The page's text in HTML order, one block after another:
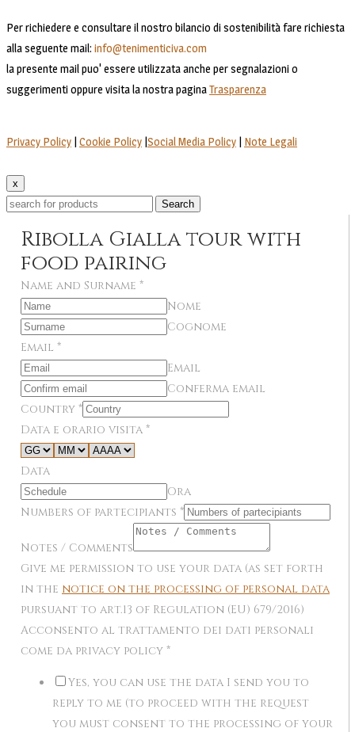
Per richiedere e consultare il nostro bilancio di sostenibilità fare richiesta
alla seguente mail: info@tenimenticiva.com
la presente mail puo' essere utilizzata anche per segnalazioni o
suggerimenti oppure visita la nostra paginaTrasparenza
Privacy Policy | Cookie Policy |Social Media Policy | Note Legali
x
Search
Ribolla Gialla tour with
food pairing
Name and Surname *
Nome
Cognome
Email *
Email
Conferma email
Country *
Data e orario visita *
Data
Ora
Numbers of partecipiants *
Notes / Comments
Give me permission to use your data (as set forth
in the notice on the processing of personal data
pursuant to art.13 of Regulation (EU) 679/2016)
Acconsento al trattamento dei dati personali
come da privacy policy *
Yes, you can use the data I send you to
reply to me (to proceed with the request
you must consent to the processing of your